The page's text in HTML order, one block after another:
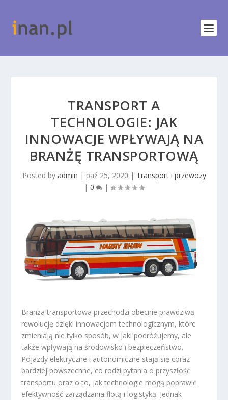
TRANSPORT A
TECHNOLOGIE: JAK
INNOWACJE WPŁYWAJĄ NA
BRANŻĘ TRANSPORTOWĄ
Posted by admin | paź 25, 2020 | Transport i przewozy
| 0 |
Branża transportowa przechodzi obecnie prawdziwą
rewolucję dzięki innowacjom technologicznym, które
zmieniają nie tylko sposób, w jaki podróżujemy, ale
także wpływają na środowisko i bezpieczeństwo.
Pojazdy elektryczne i autonomiczne stają się coraz
bardziej powszechne, co rodzi pytania o przyszłość
transportu oraz o to, jak technologie mogą poprawić
efektywność zarządzania flotą i logistyką. Jednak